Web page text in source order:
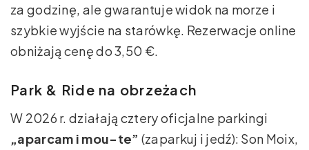
za godzinę, ale gwarantuje widok na morze i
szybkie wyjście na starówkę. Rezerwacje online
obniżają cenę do 3,50 €.
Park & Ride na obrzeżach
W 2026 r. działają cztery oficjalne parkingi
„aparcam i mou-te” (zaparkuj i jedź): Son Moix,